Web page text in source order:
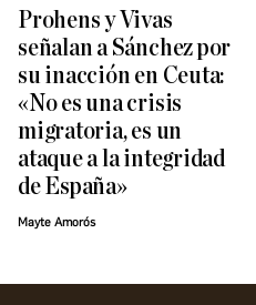
Prohens y Vivas
señalan a Sánchez por
su inacción en Ceuta:
«No es una crisis
migratoria, es un
ataque a la integridad
de España»
Mayte Amorós